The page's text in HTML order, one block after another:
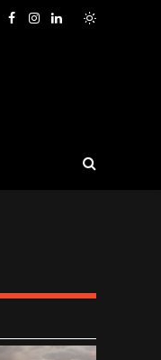
Facebook
Instagram
LinkedIn